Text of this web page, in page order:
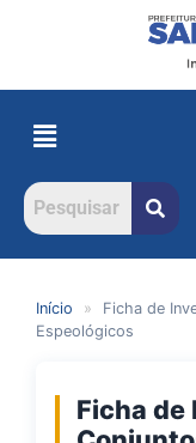
Início »
Ficha de
Espeológicos
Ficha de